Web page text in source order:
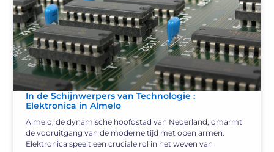
In de Schijnwerpers van Technologie :
Elektronica in Almelo
Almelo, de dynamische hoofdstad van Nederland, omarmt
de vooruitgang van de moderne tijd met open armen.
Elektronica speelt een cruciale rol in het weven van